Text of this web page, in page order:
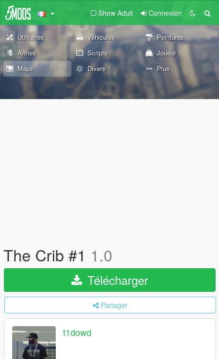
Show Adult Connexion
Utilitaires Véhicules
Peintures
Armes
Scripts
Joueur
Maps
Divers Plus
The Crib #1 1.0
Télécharger
Partager
t1dowd